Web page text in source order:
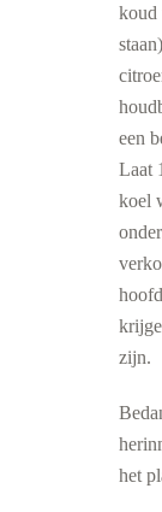
koud
een
Laat
koel
zijn.
het